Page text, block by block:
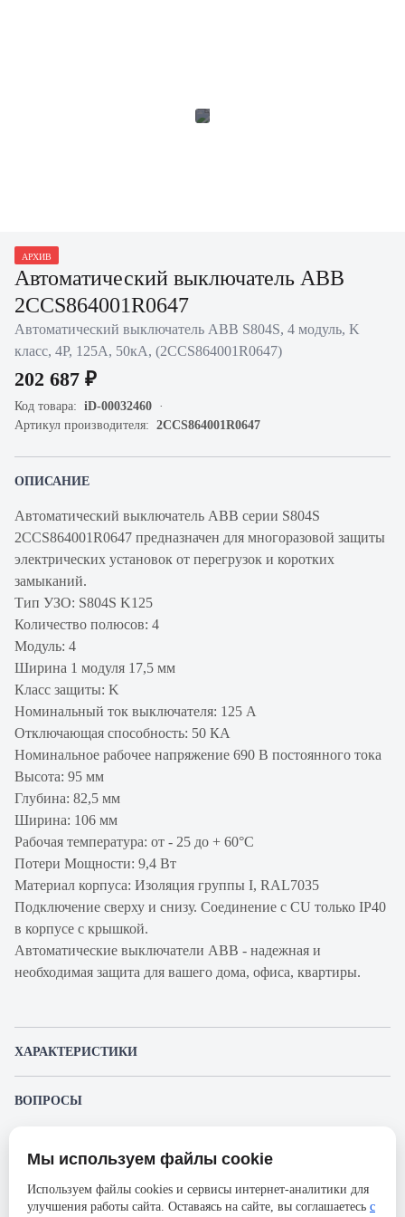
АРХИВ
Автоматический выключатель ABB
2CCS864001R0647
Автоматический выключатель ABB S804S, 4 модуль, K
класс, 4P, 125А, 50кА, (2CCS864001R0647)
202 687 ₽
Код товара: iD-00032460
Артикул производителя: 2CCS864001R0647
ОПИСАНИЕ
Автоматический выключатель ABB серии S804S
2CCS864001R0647 предназначен для многоразовой защиты
электрических установок от перегрузок и коротких
замыканий.
Тип УЗО: S804S K125
Количество полюсов: 4
Модуль: 4
Ширина 1 модуля 17,5 мм
Класс защиты: K
Номинальный ток выключателя: 125 А
Отключающая способность: 50 КА
Номинальное рабочее напряжение 690 В постоянного тока
Высота: 95 мм
Глубина: 82,5 мм
Ширина: 106 мм
Рабочая температура: от - 25 до + 60°С
Потери Мощности: 9,4 Вт
Материал корпуса: Изоляция группы I, RAL7035
Подключение сверху и снизу. Соединение с CU только IP40
в корпусе с крышкой.
Автоматические выключатели ABB - надежная и
необходимая защита для вашего дома, офиса, квартиры.
ХАРАКТЕРИСТИКИ
Производитель
Серия
S804S
ВОПРОСЫ
Пожалуйста, авторизуйтесь, чтобы иметь
Представленные изображения и характеристики могут отличаться от реального
без предварительного уведомления. Компания АйДистрибьют не несёт
ответственности в случае не соответствия текущей модели товаров фотографиям,
Мы используем файлы cookie
Используем файлы cookies и сервисы интернет-аналитики для
улучшения работы сайта. Оставаясь на сайте, вы соглашаетесь с